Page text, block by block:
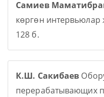
Самиев
көргөн
128 б.
К.Ш. Сакибаев
перерабатывающих